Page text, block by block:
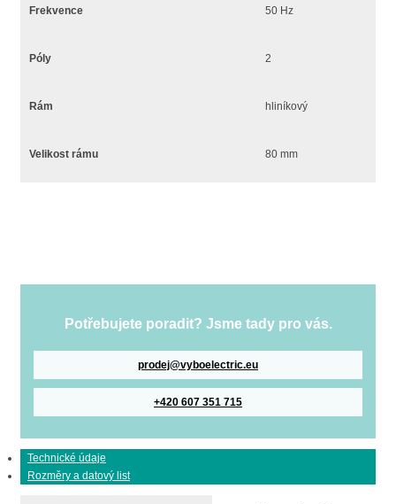
Frekvence 50 Hz
Póly 2
Rám hliníkový
Velikost rámu 80 mm
Potřebujete poradit? Jsme tady pro vás.
prodej@vyboelectric.eu
+420 607 351 715
Technické údaje
Rozměry a datový list